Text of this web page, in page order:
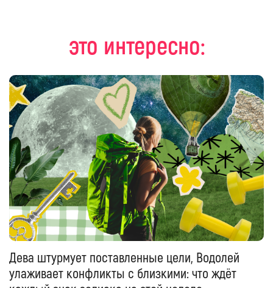
это интересно:
Дева штурмует поставленные цели, Водолей
улаживает конфликты с близкими: что ждёт